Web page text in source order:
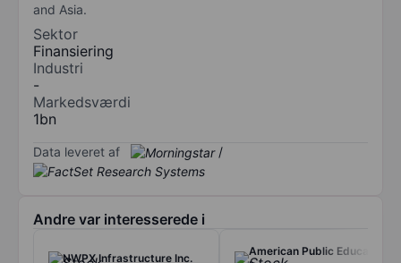
and Asia.
Sektor
Finansiering
Industri
-
Markedsværdi
1bn
Data leveret af /
Andre var interesserede i
NWPX Infrastructure Inc.
American Public Education